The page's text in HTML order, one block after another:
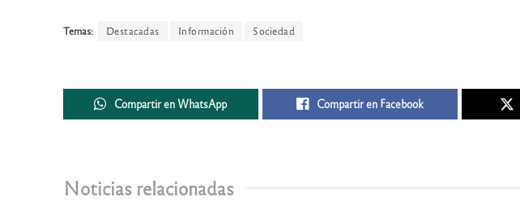
Temas: Destacadas Información Sociedad
Compartir en WhatsApp Compartir en Facebook
Noticias relacionadas